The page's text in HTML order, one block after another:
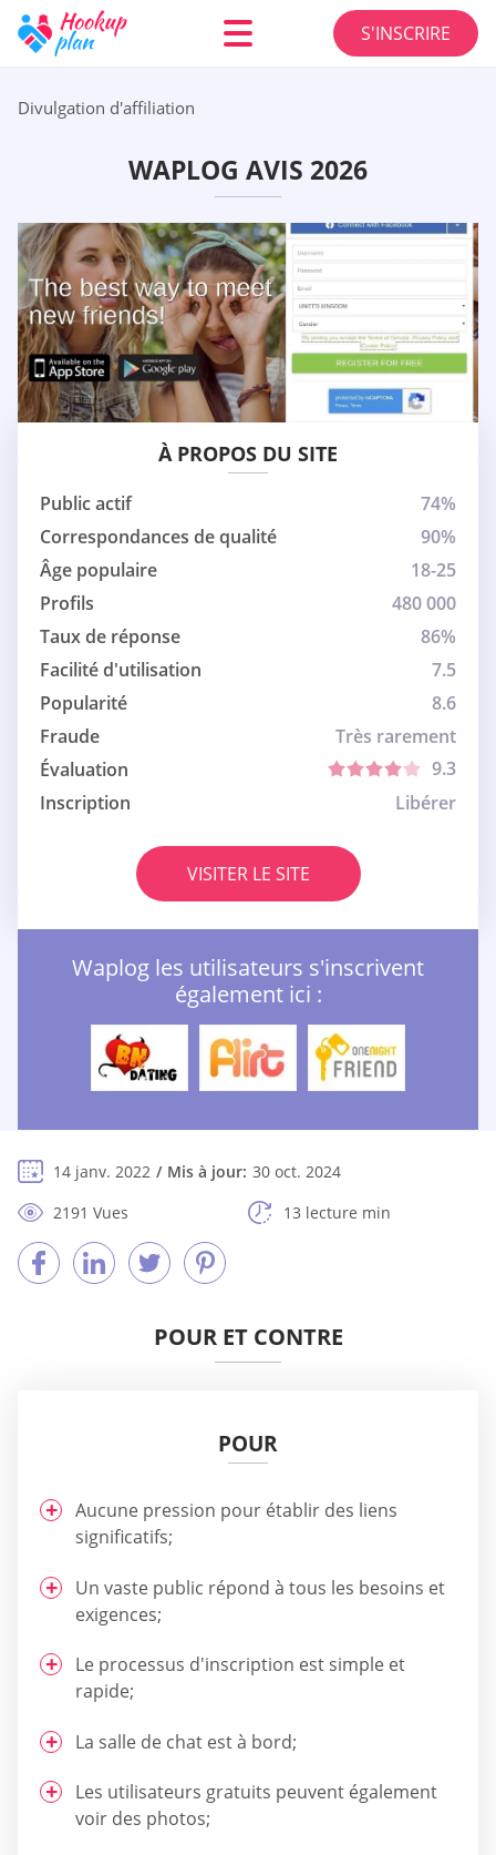
S'INSCRIRE
Divulgation d'affiliation
WAPLOG AVIS 2026
À PROPOS DU SITE
Public actif
74%
Correspondances de qualité
90%
Âge populaire
18-25
Profils
480 000
Taux de réponse
86%
Facilité d'utilisation
7.5
Popularité
8.6
Fraude
Très rarement
Évaluation
9.3
Inscription
Libérer
VISITER LE SITE
Waplog les utilisateurs s'inscrivent
également ici :
14 janv. 2022 Mis à jour: 30 oct. 2024
2191 Vues
13 lecture min
POUR ET CONTRE
POUR
Aucune pression pour établir des liens
significatifs;
Un vaste public répond à tous les besoins et
exigences;
Le processus d'inscription est simple et
rapide;
La salle de chat est à bord;
Les utilisateurs gratuits peuvent également
voir des photos;